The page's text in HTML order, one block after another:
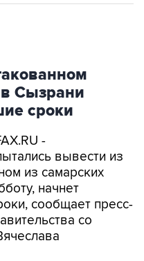
Сызрани
сроки
-
вывести из
из самарских
начнет
сообщает пресс-
со